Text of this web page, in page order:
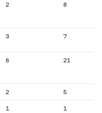
2 8
3 7
6 21
2 5
1 1